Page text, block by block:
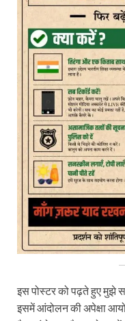
इस पोस्टर को पढ़ते हुए मुझे
इसमें आंदोलन की अपेक्षा